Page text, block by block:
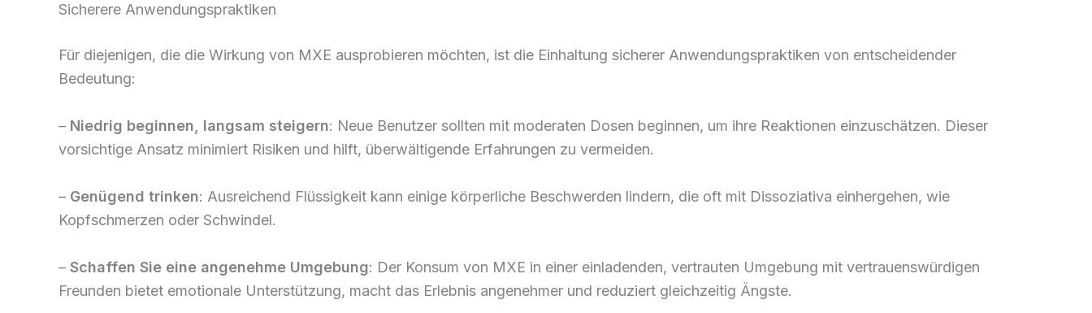
Sicherere Anwendungspraktiken
Für diejenigen, die die Wirkung von MXE ausprobieren möchten, ist die Einhaltung sicherer Anwendungspraktiken von entscheidender
Bedeutung:
– Niedrig beginnen, langsam steigern: Neue Benutzer sollten mit moderaten Dosen beginnen, um ihre Reaktionen einzuschätzen. Dieser
vorsichtige Ansatz minimiert Risiken und hilft, überwältigende Erfahrungen zu vermeiden.
– Genügend trinken: Ausreichend Flüssigkeit kann einige körperliche Beschwerden lindern, die oft mit Dissoziativa einhergehen, wie
Kopfschmerzen oder Schwindel.
– Schaffen Sie eine angenehme Umgebung: Der Konsum von MXE in einer einladenden, vertrauten Umgebung mit vertrauenswürdigen
Freunden bietet emotionale Unterstützung, macht das Erlebnis angenehmer und reduziert gleichzeitig Ängste.